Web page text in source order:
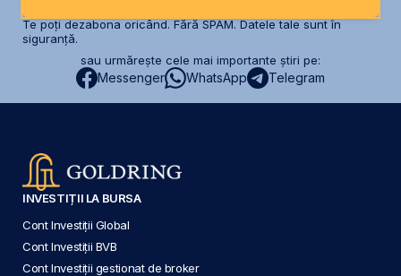
Te poți dezabona oricând. Fără SPAM. Datele tale sunt în
siguranță.
sau urmărește cele mai importante știri pe:
Messenger WhatsApp Telegram
INVESTIȚII LA BURSA
Cont Investiții Global
Cont Investiții BVB
Cont Investiții gestionat de broker